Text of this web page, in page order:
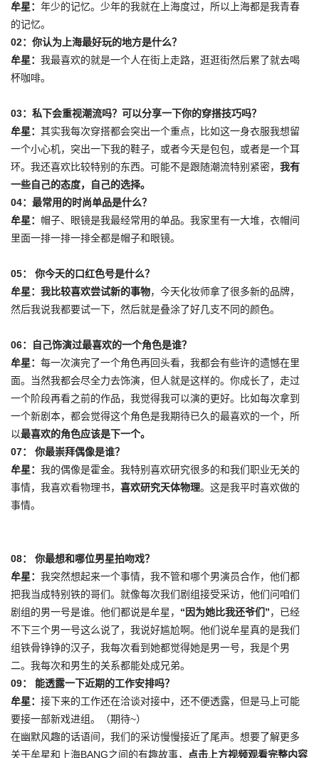
牟星： 年少的记忆。少年的我就在上海度过，所以上海都是我青春
的记忆。
02： 你认为上海最好玩的地方是什么？
牟星： 我最喜欢的就是一个人在街上走路，逛逛街然后累了就去喝
杯咖啡。
03： 私下会重视潮流吗？可以分享一下你的穿搭技巧吗？
牟星： 其实我每次穿搭都会突出一个重点，比如这一身衣服我想留
一个小心机，突出一下我的鞋子，或者今天是包包，或者是一个耳
环。我还喜欢比较特别的东西。可能不是跟随潮流特别紧密， 我有
一些自己的态度，自己的选择。
04： 最常用的时尚单品是什么？
牟星： 帽子、眼镜是我最经常用的单品。我家里有一大堆，衣帽间
里面一排一排一排全都是帽子和眼镜。
05：
你今天的口红色号是什么？
牟星： 我比较喜欢尝试新的事物，今天化妆师拿了很多新的品牌，
然后我说我都要试一下，然后就是叠涂了好几支不同的颜色。
06：
自己饰演过最喜欢的一个角色是谁？
牟星： 每一次演完了一个角色再回头看，我都会有些许的遗憾在里
面。当然我都会尽全力去饰演，但人就是这样的。你成长了，走过
一个阶段再看之前的作品，我觉得我可以演的更好。比如每次拿到
一个新剧本，都会觉得这个角色是我期待已久的最喜欢的一个，所
以最喜欢的角色应该是下一个。
07：
你最崇拜偶像是谁？
牟星： 我的偶像是霍金。我特别喜欢研究很多的和我们职业无关的
事情，我喜欢看物理书， 喜欢研究天体物理。这是我平时喜欢做的
事情。
08：
你最想和哪位男星拍吻戏？
牟星： 我突然想起来一个事情，我不管和哪个男演员合作，他们都
把我当成特别铁的哥们。就像每次我们剧组接受采访，他们问咱们
剧组的男一号是谁。他们都说是牟星， “因为她比我还爷们”，已经
不下三个男一号这么说了，我说好尴尬啊。他们说牟星真的是我们
组铁骨铮铮的汉子，我每次看到她都觉得她是男一号，我是个男
二。我每次和男生的关系都能处成兄弟。
09：
能透露一下近期的工作安排吗？
牟星： 接下来的工作还在洽谈对接中，还不便透露，但是马上可能
要接一部新戏进组。（期待~）
在幽默风趣的话语间，我们的采访慢慢接近了尾声。想要了解更多
关于牟星和上海BANG之间的有趣故事， 点击上方视频观看完整内容